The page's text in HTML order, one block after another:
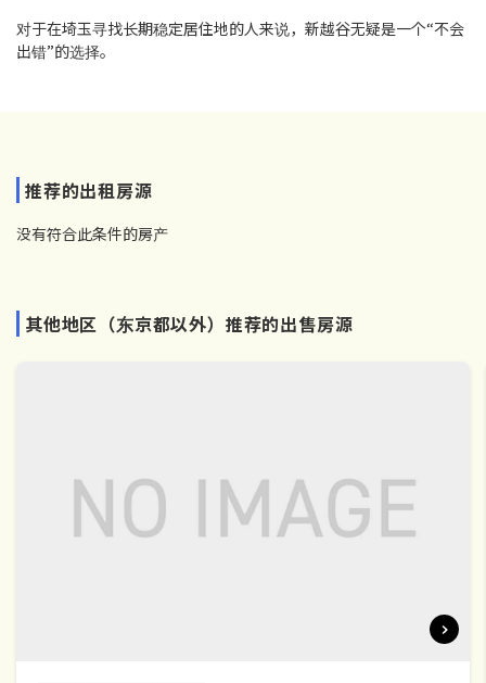
对于在埼玉寻找长期稳定居住地的人来说，新越谷无疑是一个“不会
出错”的选择。
推荐的出租房源
没有符合此条件的房产
其他地区（东京都以外）推荐的出售房源